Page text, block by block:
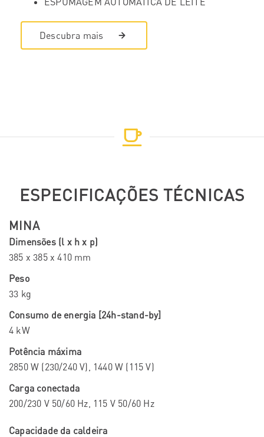
Descubra mais
ESPECIFICAÇÕES TÉCNICAS
MINA
Dimensões (l x h x p)
385 x 385 x 410 mm
Peso
33 kg
Consumo de energia [24h-stand-by]
4 kW
Potência máxima
2850 W (230/240 V), 1440 W (115 V)
Carga conectada
200/230 V 50/60 Hz, 115 V 50/60 Hz
Capacidade da caldeira